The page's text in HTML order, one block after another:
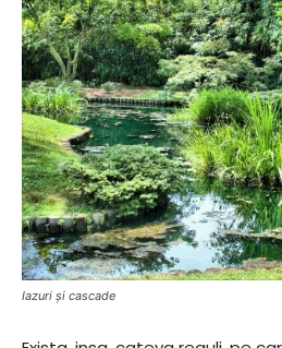
Iazuri și cascade